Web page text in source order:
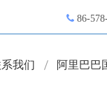
 86-
我们 阿里巴巴